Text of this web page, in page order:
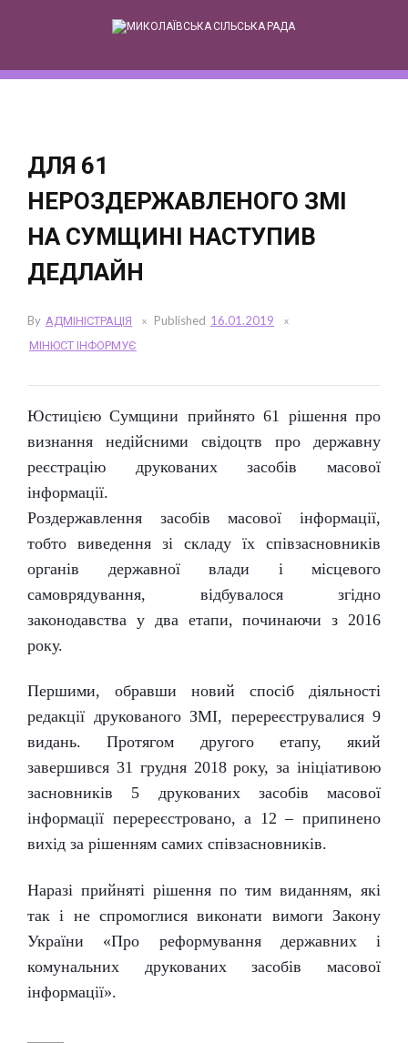
to
ДЛЯ 61
НЕРОЗДЕРЖАВЛЕНОГО ЗМІ
НА СУМЩИНІ НАСТУПИВ
ДЕДЛАЙН
By АДМІНІСТРАЦІЯ Published 16.01.2019
МІНЮСТ ІНФОРМУЄ
Юстицією Сумщини прийнято 61 рішення про
визнання недійсними свідоцтв про державну
реєстрацію друкованих засобів масової
інформації.
Роздержавлення засобів масової інформації,
тобто виведення зі складу їх співзасновників
органів державної влади і місцевого
самоврядування, відбувалося згідно
законодавства у два етапи, починаючи з 2016
року.
Першими, обравши новий спосіб діяльності
редакції друкованого ЗМІ, перереєструвалися 9
видань. Протягом другого етапу, який
завершився 31 грудня 2018 року, за ініціативою
засновників 5 друкованих засобів масової
інформації перереєстровано, а 12 – припинено
вихід за рішенням самих співзасновників.
Наразі прийняті рішення по тим виданням, які
так і не спромоглися виконати вимоги Закону
України «Про реформування державних і
комунальних друкованих засобів масової
інформації».